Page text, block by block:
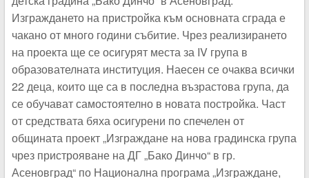
Изграждането на пристройка към основната сграда е
чакано от много години събитие. Чрез реализирането
на проекта ще се осигурят места за IV група в
образователната институция. Наесен се очаква всички
22 деца, които ще са в последна възрастова група, да
се обучават самостоятелно в новата постройка. Част
от средствата бяха осигурени по спечелен от
общината проект „Изграждане на нова градинска група
чрез пристрояване на ДГ „Бако Динчо“ в гр.
Асеновград“ по Национална програма „Изграждане,